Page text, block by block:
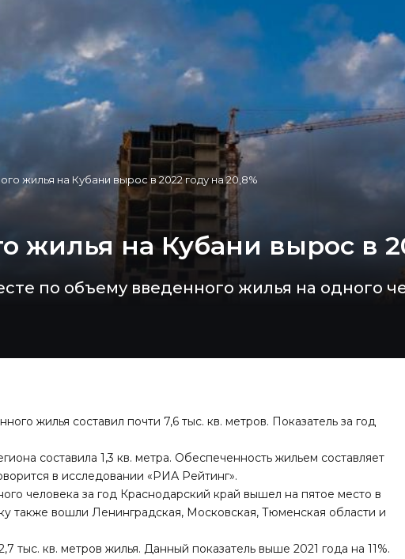
жилья на Кубани вырос в 2022 году на 20,8%
жилья на Кубани вырос в
по объему введенного жилья на одного
жилья составил почти 7,6 тыс. кв. метров. Показатель за год
составила 1,3 кв. метра. Обеспеченность жильем составляет
в исследовании « РИА Рейтинг».
человека за год Краснодарский край вышел на пятое место в
также вошли Ленинградская, Московская, Тюменская области и
тыс. кв. метров жилья. Данный показатель выше 2021 года на 11%.